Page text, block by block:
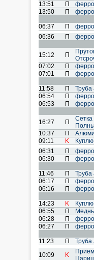
13:51 П
13:50
П
06:37 П
06:36
П
15:12 П
07:02
П
07:01
П
11:58 П
Труба
06:54
П
06:53
П
16:27 П
10:37
П
09:11
K
06:31
П
06:30
П
11:46 П
Труба
06:17
П
06:16
П
14:23 K
06:55
П
06:28
П
06:27
П
11:23 П
Труба
10:09
K